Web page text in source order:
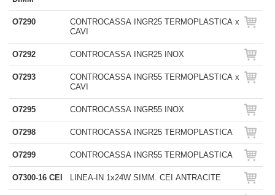
O7290
CONTROCASSA INGR25 TERMOPLASTICA x
CAVI
O7292 CONTROCASSA INGR25 INOX
O7293
CONTROCASSA INGR55 TERMOPLASTICA x
CAVI
O7295 CONTROCASSA INGR55 INOX
O7298 CONTROCASSA INGR25 TERMOPLASTICA
O7299 CONTROCASSA INGR55 TERMOPLASTICA
O7300-16 CEI LINEA-IN 1x24W SIMM. CEI ANTRACITE